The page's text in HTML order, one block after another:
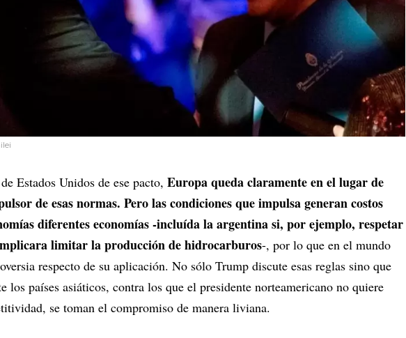
Estados Unidos de ese pacto, Europa queda claramente en el lugar de
de esas normas. Pero las condiciones que impulsa generan costos
diferentes economías -incluída la argentina si, por ejemplo, respetar
limitar la producción de hidrocarburos-, por lo que en el mundo
respecto de su aplicación. No sólo Trump discute esas reglas sino que
los países asiáticos, contra los que el presidente norteamericano no quiere
se toman el compromiso de manera liviana.